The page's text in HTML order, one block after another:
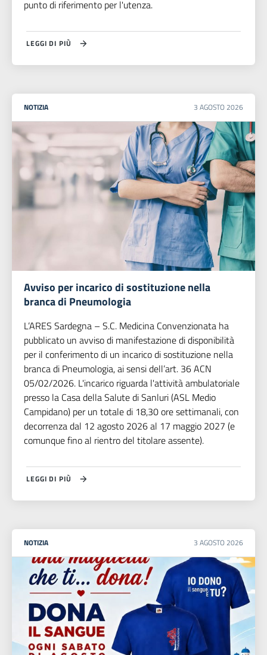
punto di riferimento per l'utenza.
LEGGI DI PIÙ
NOTIZIA 3 AGOSTO 2026
Avviso per incarico di sostituzione nella
branca di Pneumologia
L’ARES Sardegna – S.C. Medicina Convenzionata ha
pubblicato un avviso di manifestazione di disponibilità
per il conferimento di un incarico di sostituzione nella
branca di Pneumologia, ai sensi dell’art. 36 ACN
05/02/2026. L'incarico riguarda l'attività ambulatoriale
presso la Casa della Salute di Sanluri (ASL Medio
Campidano) per un totale di 18,30 ore settimanali, con
decorrenza dal 12 agosto 2026 al 17 maggio 2027 (e
comunque fino al rientro del titolare assente).
LEGGI DI PIÙ
NOTIZIA 3 AGOSTO 2026